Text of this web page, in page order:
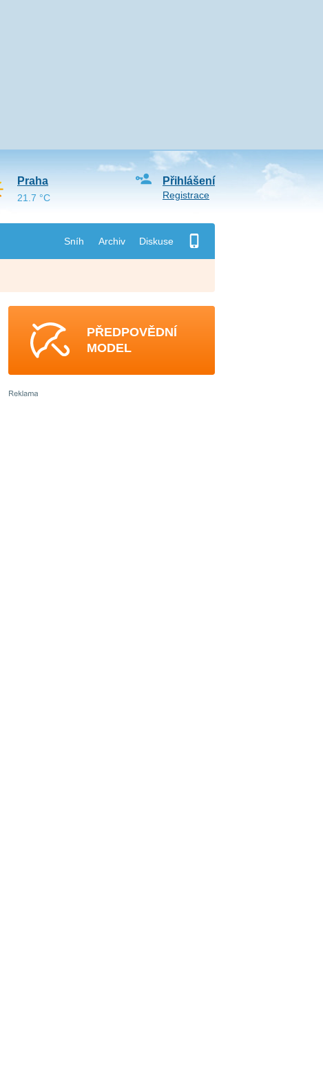
Sníh Archiv Diskuse
Přihlášení
Registrace
Praha
21.7 °C
PŘEDPOVĚDNÍ
MODEL